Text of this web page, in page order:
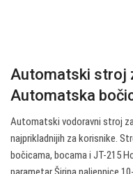
Automatski stroj
Automatska
Automatski vodoravni stroj
najprikladnijih za korisnike.
bočicama, bocama i JT-215